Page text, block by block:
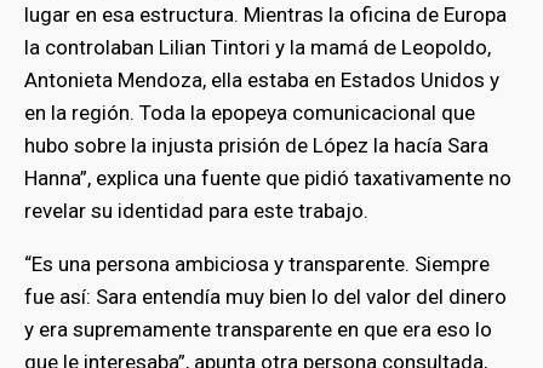
lugar en esa estructura. Mientras la oficina de Europa
la controlaban Lilian Tintori y la mamá de Leopoldo,
Antonieta Mendoza, ella estaba en Estados Unidos y
en la región. Toda la epopeya comunicacional que
hubo sobre la injusta prisión de López la hacía Sara
Hanna”, explica una fuente que pidió taxativamente no
revelar su identidad para este trabajo.
“Es una persona ambiciosa y transparente. Siempre
fue así: Sara entendía muy bien lo del valor del dinero
y era supremamente transparente en que era eso lo
que le interesaba”, apunta otra persona consultada,